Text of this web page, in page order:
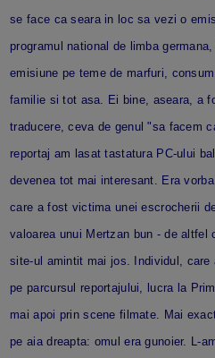
se face ca seara in loc sa vezi o
programul national de limba
emisiune pe teme de marfuri,
familie si tot asa. Ei bine, aseara, a
traducere, ceva de genul "sa facem
reportaj am lasat tastatura PC-ului
devenea tot mai interesant. Era
care a fost victima unei escrocherii
valoarea unui Mertzan bun - de altfel
site-ul amintit mai jos. Individul, care
pe parcursul reportajului, lucra la
mai apoi prin scene filmate. Mai
pe aia dreapta: omul era gunoier. L-